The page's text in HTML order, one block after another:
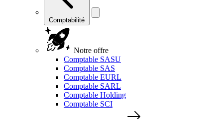
Comptabilité
Notre offre
Comptable SASU
Comptable SAS
Comptable EURL
Comptable SARL
Comptable Holding
Comptable SCI